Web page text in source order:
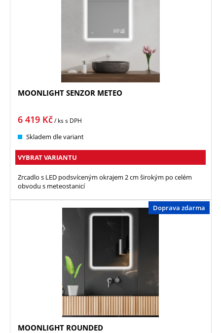
MOONLIGHT SENZOR METEO
6 419 Kč/ kss DPH
Skladem dle variant
VYBRAT VARIANTU
Zrcadlo s LED podsvíceným okrajem 2 cm širokým po celém
obvodu s meteostanicí
Doprava zdarma
MOONLIGHT ROUNDED